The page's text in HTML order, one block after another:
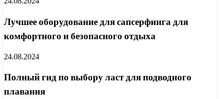
Лучшее оборудование для сапсерфинга для
комфортного и безопасного отдыха
24.08.2024
Полный гид по выбору ласт для подводного
плавания